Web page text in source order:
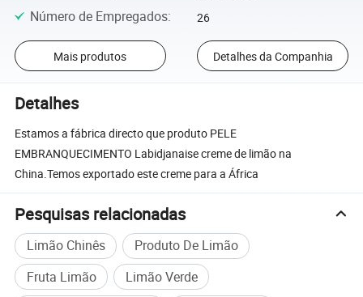
Número de Empregados: 26
Mais produtos Detalhes da Companhia
Detalhes
Estamos a fábrica directo que produto PELE
EMBRANQUECIMENTO Labidjanaise creme de limão na
China.Temos exportado este creme para a África
Pesquisas relacionadas
Limão Chinês
Produto De Limão
Fruta Limão
Limão Verde